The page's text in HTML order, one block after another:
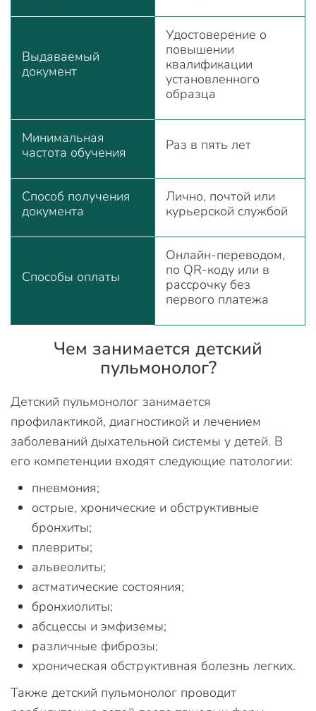
Выдаваемый
документ
Удостоверение о
повышении
квалификации
установленного
образца
Минимальная
частота обучения
Раз в пять лет
Способ получения
документа
Лично, почтой или
курьерской службой
Способы оплаты
Онлайн-переводом,
по QR-коду или в
рассрочку без
первого платежа
Чем занимается детский
пульмонолог?
Детский пульмонолог занимается
профилактикой, диагностикой и лечением
заболеваний дыхательной системы у детей. В
его компетенции входят следующие патологии:
пневмония;
острые, хронические и обструктивные
бронхиты;
плевриты;
альвеолиты;
астматические состояния;
бронхиолиты;
абсцессы и эмфиземы;
различные фиброзы;
хроническая обструктивная болезнь легких.
Также детский пульмонолог проводит